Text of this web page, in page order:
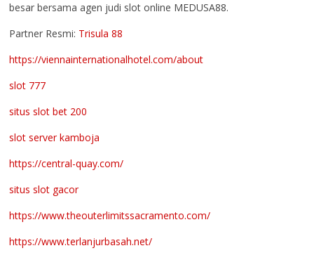
besar bersama agen judi slot online MEDUSA88.
Partner Resmi: Trisula 88
https://viennainternationalhotel.com/about
slot 777
situs slot bet 200
slot server kamboja
https://central-quay.com/
situs slot gacor
https://www.theouterlimitssacramento.com/
https://www.terlanjurbasah.net/